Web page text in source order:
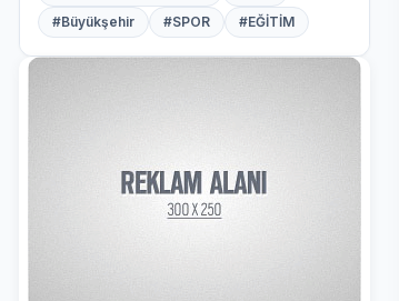
#Büyükşehir
#SPOR #EĞİTİM